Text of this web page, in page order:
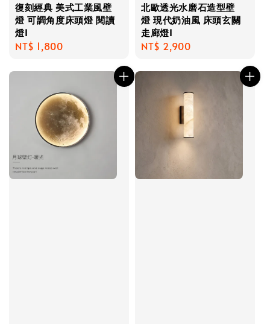
復刻經典 美式工業風壁
燈 可調角度床頭燈 閱讀
燈I
Regular
NT$ 1,800
北歐透光水磨石造型壁
燈 現代奶油風 床頭玄關
走廊燈I
Regular
NT$ 2,900